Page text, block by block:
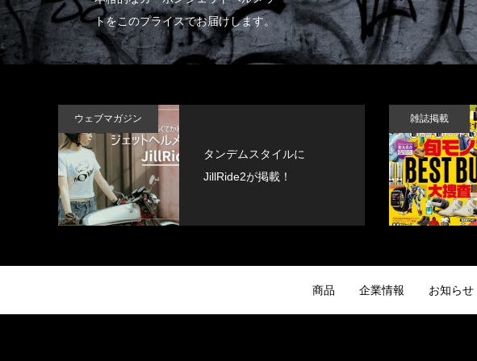
トをこのプライスでお届けします。
ウェブマガジン
タンデムスタイルに
JillRide2が掲載！
雑誌掲載
商品 企業情報 お知らせ